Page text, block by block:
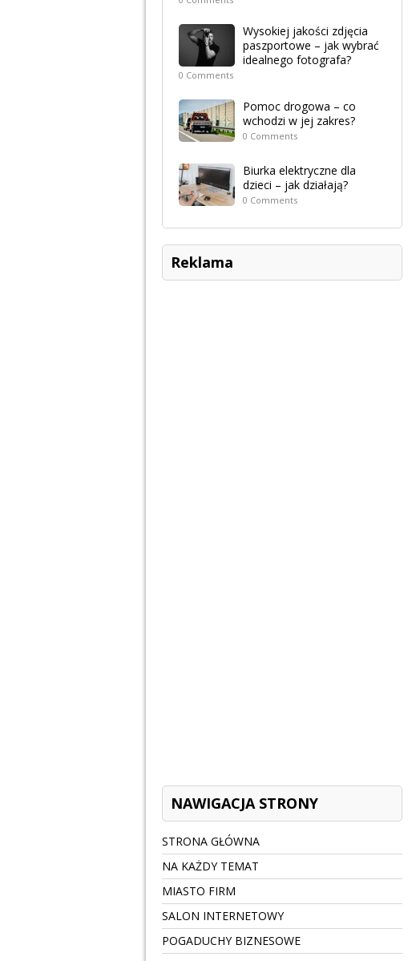
Wysokiej jakości zdjęcia
paszportowe – jak wybrać
idealnego fotografa?
0 Comments
Pomoc drogowa – co
wchodzi w jej zakres?
0 Comments
Biurka elektryczne dla
dzieci – jak działają?
0 Comments
Reklama
NAWIGACJA STRONY
STRONA GŁÓWNA
NA KAŻDY TEMAT
MIASTO FIRM
SALON INTERNETOWY
POGADUCHY BIZNESOWE